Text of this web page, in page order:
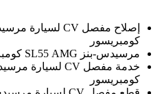
كومبريسور
مرسيدس-بنز SL55 AMG كومبريسور DIY مفصل CV
كومبريسور